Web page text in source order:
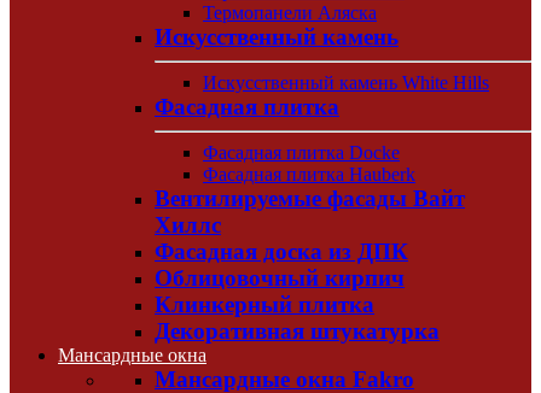
Термопанели Аляска
Искусственный камень
Искусственный камень White Hills
Фасадная плитка
Фасадная плитка Docke
Фасадная плитка Hauberk
Вентилируемые фасады Вайт
Хиллс
Фасадная доска из ДПК
Облицовочный кирпич
Клинкерный плитка
Декоративная штукатурка
Мансардные окна
Мансардные окна Fakro